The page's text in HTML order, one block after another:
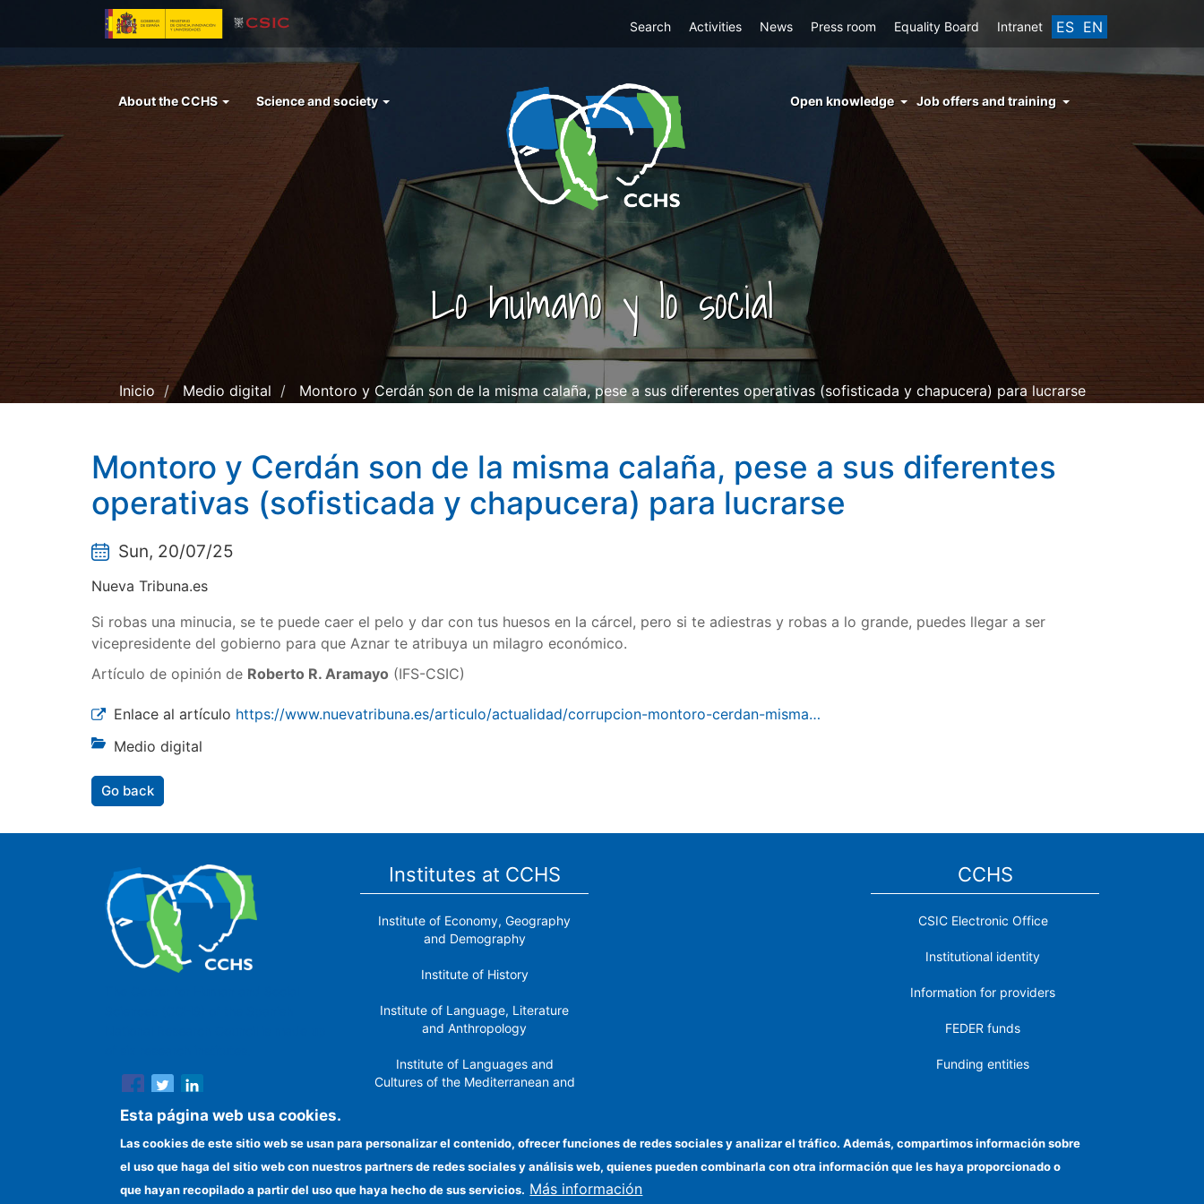
ES EN
Top
Search Activities News Press room Equality Board Intranet
Menu
About the CCHS Science and society
menu
conocimiento
abierto
Open knowledge Job offers and training
Lo humano y lo social
Inicio Medio digital Montoro y Cerdán son de la misma calaña, pese a sus diferentes operativas (sofisticada y chapucera) para lucrarse
Montoro y Cerdán son de la misma calaña, pese a sus diferentes
operativas (sofisticada y chapucera) para lucrarse
Sun, 20/07/25
Nueva Tribuna.es
Si robas una minucia, se te puede caer el pelo y dar con tus huesos en la cárcel, pero si te adiestras y robas a lo grande, puedes llegar a ser
vicepresidente del gobierno para que Aznar te atribuya un milagro económico.
Artículo de opinión de Roberto R. Aramayo (IFS-CSIC)
Enlace al artículo https://www.nuevatribuna.es/articulo/actualidad/corrupcion-montoro-cerdan-misma…
Medio digital
Go back
Institutes at CCHS
Institute of Economy, Geography
and Demography
Institute of History
Institute of Language, Literature
and Anthropology
Institute of Languages ​​and
Cultures of the Mediterranean and
Institute of Philosophy
Institute of Public Policies and
Goods
CCHS
CSIC Electronic Office
Institutional identity
Information for providers
FEDER funds
Funding entities
Location
Esta página web usa cookies.
Las cookies de este sitio web se usan para personalizar el contenido, ofrecer funciones de redes sociales y analizar el tráfico. Además, compartimos información sobre
el uso que haga del sitio web con nuestros partners de redes sociales y análisis web, quienes pueden combinarla con otra información que les haya proporcionado o
que hayan recopilado a partir del uso que haya hecho de sus servicios. Más información